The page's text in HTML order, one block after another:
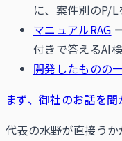
に、案件別のP/
マニュアルRAG
付きで答えるAI
開発したものの
まず、御社のお話を
代表の水野が直接うか